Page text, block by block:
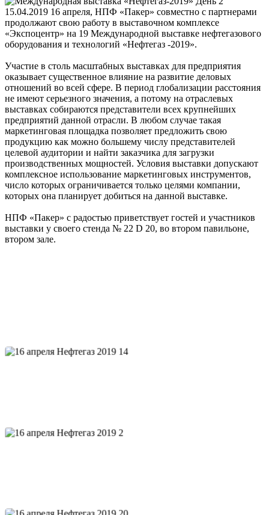
15.04.2019 16 апреля, НПФ «Пакер» совместно с партнерами
продолжают свою работу в выставочном комплексе
«Экспоцентр» на 19 Международной выставке нефтегазового
оборудования и технологий «Нефтегаз -2019».
Участие в столь масштабных выставках для предприятия
оказывает существенное влияние на развитие деловых
отношений во всей сфере. В период глобализации расстояния
не имеют серьезного значения, а потому на отраслевых
выставках собираются представители всех крупнейших
предприятий данной отрасли. В любом случае такая
маркетинговая площадка позволяет предложить свою
продукцию как можно большему числу представителей
целевой аудитории и найти заказчика для загрузки
производственных мощностей. Условия выставки допускают
комплексное использование маркетинговых инструментов,
число которых ограничивается только целями компании,
которых она планирует добиться на данной выставке.
НПФ «Пакер» с радостью приветствует гостей и участников
выставки у своего стенда № 22 D 20, во втором павильоне,
втором зале.